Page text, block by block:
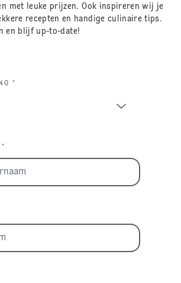
met leuke prijzen. Ook inspireren wij je
recepten en handige culinaire tips.
en blijf up-to-date!
*
*